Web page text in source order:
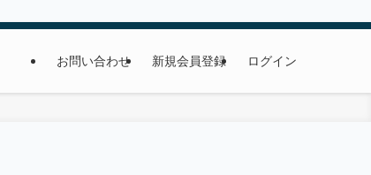
お問い合わせ 新規会員登録 ログイン